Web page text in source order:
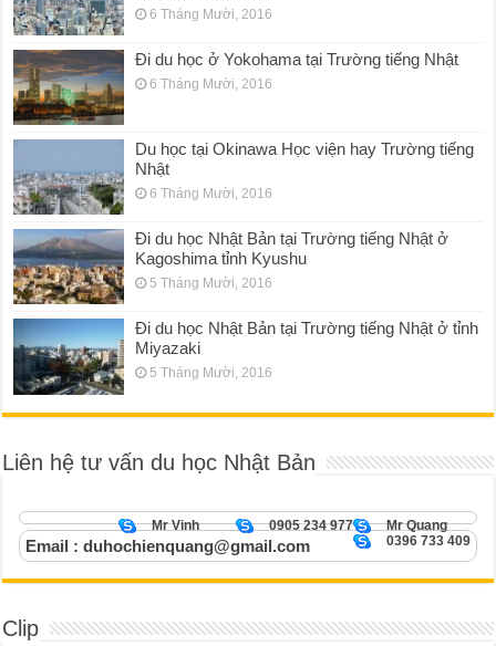
6 Tháng Mười, 2016
Đi du học ở Yokohama tại Trường tiếng Nhật
6 Tháng Mười, 2016
Du học tại Okinawa Học viện hay Trường tiếng
Nhật
6 Tháng Mười, 2016
Đi du học Nhật Bản tại Trường tiếng Nhật ở
Kagoshima tỉnh Kyushu
5 Tháng Mười, 2016
Đi du học Nhật Bản tại Trường tiếng Nhật ở tỉnh
Miyazaki
5 Tháng Mười, 2016
Liên hệ tư vấn du học Nhật Bản
Mr Quang
0905 234 977
Mr Vinh
0396 733 409
Email : duhochienquang@gmail.com
Clip